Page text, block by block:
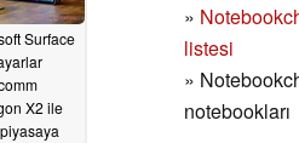
»
listesi
»
notebookları
Surface
X2 ile